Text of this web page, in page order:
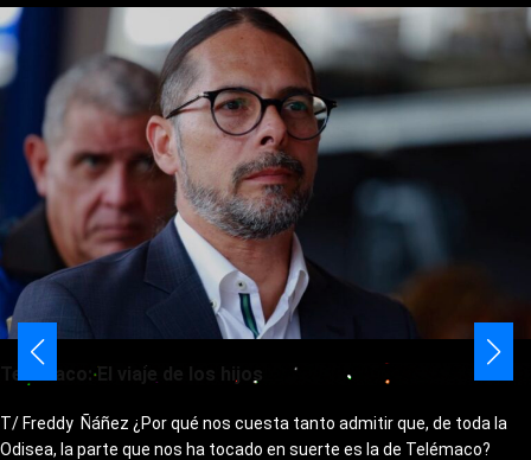
Telémaco: El viaje de los hijos
T/ Freddy Ñáñez ¿Por qué nos cuesta tanto admitir que, de toda la
Odisea, la parte que nos ha tocado en suerte es la de Telémaco?